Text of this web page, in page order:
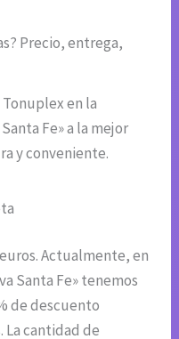
Precio, entrega,
en la
Fe» a la mejor
y conveniente.
Actualmente, en
Santa Fe» tenemos
de descuento
La cantidad de